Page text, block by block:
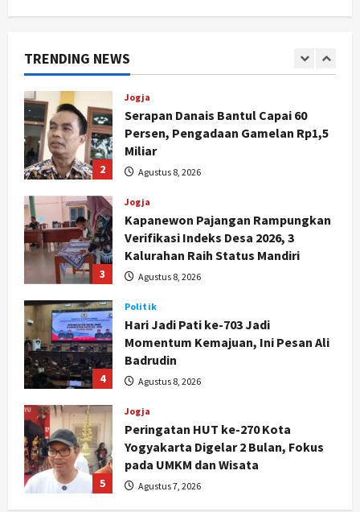
TRENDING NEWS
2
3
Jogja
Kapanewon Pajangan Rampungkan
Verifikasi Indeks Desa 2026, 3
Kalurahan Raih Status Mandiri
Agustus 8, 2026
4
Politik
Hari Jadi Pati ke-703 Jadi
Momentum Kemajuan, Ini Pesan Ali
Badrudin
Agustus 8, 2026
5
Jogja
Peringatan HUT ke-270 Kota
Yogyakarta Digelar 2 Bulan, Fokus
pada UMKM dan Wisata
Agustus 7, 2026
1
Politik
Dana Bantuan Korban TPKS
Terkumpul Rp200 Miliar, LPSK
Targetkan Dana Abadi Rp1 Triliun
Agustus 9, 2026